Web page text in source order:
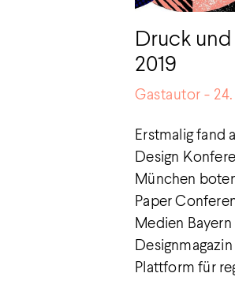
Druck
2019
Gastautor
Erstmalig fand
Design
München
Paper
Medien
Plattform für